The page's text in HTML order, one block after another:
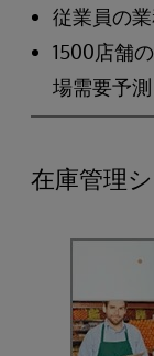
従業員の
1500店舗
場需要予
在庫管理